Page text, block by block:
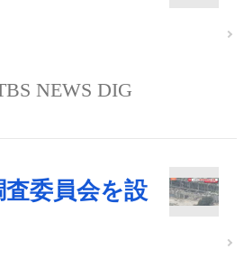
NEWS DIG
委員会を設